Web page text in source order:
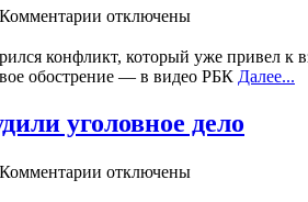
Комментарии отключены
конфликт, который уже привел к
обострение — в видео РБК Далее...
уголовное дело
Комментарии отключены